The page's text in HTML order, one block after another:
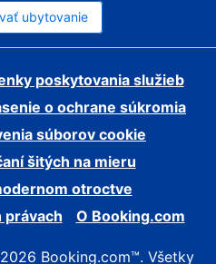
ubytovanie
poskytovania služieb
o ochrane súkromia
súborov cookie
šitých na mieru
otroctve
právach
O Booking.com
Booking.com™. Všetky